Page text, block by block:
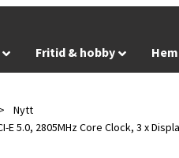
Fritid & hobby
Nytt
E 5.0, 2805MHz Core Clock, 3 x